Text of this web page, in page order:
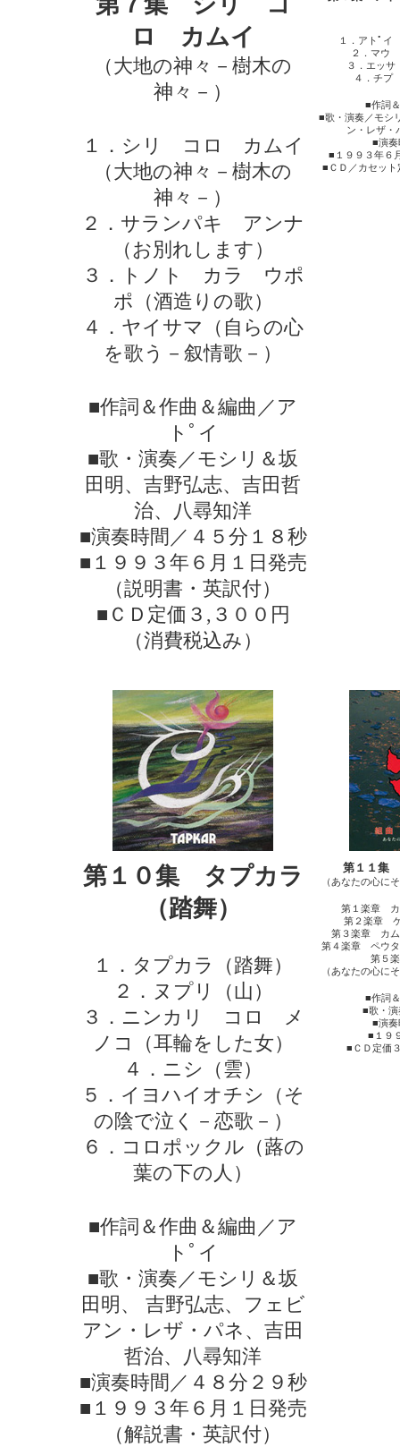
ロ カムイ
（大地の神々－樹木の
神々－）
１．シリ コロ カムイ
（大地の神々－樹木の
神々－）
２．サランパキ アンナ
（お別れします）
３．トノト カラ ウポ
ポ（酒造りの歌）
４．ヤイサマ（自らの心
を歌う－叙情歌－）
■作詞＆作曲＆編曲／ア
トﾟイ
■歌・演奏／モシリ＆坂
田明、吉野弘志、吉田哲
治、八尋知洋
■演奏時間／４５分１８秒
■１９９３年６月１日発売
（説明書・英訳付）
■ＣＤ定価３,３００円
（消費税込み）
１．アトﾟ
２．マウ
３．エッ
４．チプ
■作詞
■歌・演奏／モシ
ン・レザ・
■演奏
■１９９３年６
■ＣＤ／カセット
第１０集 タプカラ
（踏舞）
１．タプカラ（踏舞）
２．ヌプリ（山）
３．ニンカリ コロ メ
ノコ（耳輪をした女）
４．ニシ（雲）
５．イヨハイオチシ（そ
の陰で泣く－恋歌－）
６．コロポックル（蕗の
葉の下の人）
■作詞＆作曲＆編曲／ア
トﾟイ
■歌・演奏／モシリ＆坂
田明、 吉野弘志、フェビ
アン・レザ・パネ、吉田
哲治、八尋知洋
■演奏時間／４８分２９秒
■１９９３年６月１日発売
（解説書・英訳付）
第１１集
（あなたの心に
第１楽章 カ
第２楽章
第３楽章 カム
第４楽章 ペウタ
第５
（あなたの心に
■作詞
■歌・演
■演奏
■１９
■ＣＤ定価